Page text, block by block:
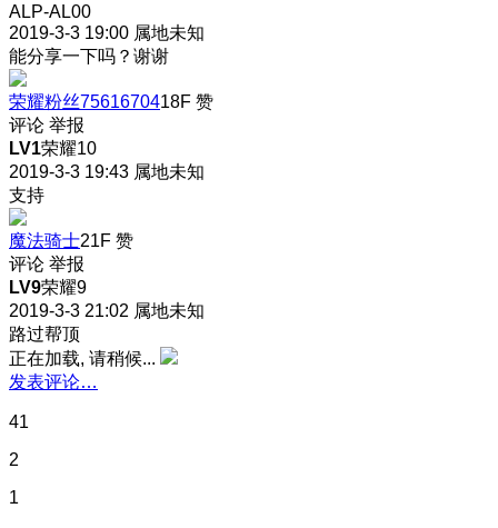
ALP-AL00
2019-3-3 19:00 属地未知
能分享一下吗？谢谢
荣耀粉丝7561670418F 赞
评论 举报
LV1荣耀10
2019-3-3 19:43 属地未知
支持
魔法骑士21F 赞
评论 举报
LV9荣耀9
2019-3-3 21:02 属地未知
路过帮顶
正在加载, 请稍候...
发表评论…
41
2
1